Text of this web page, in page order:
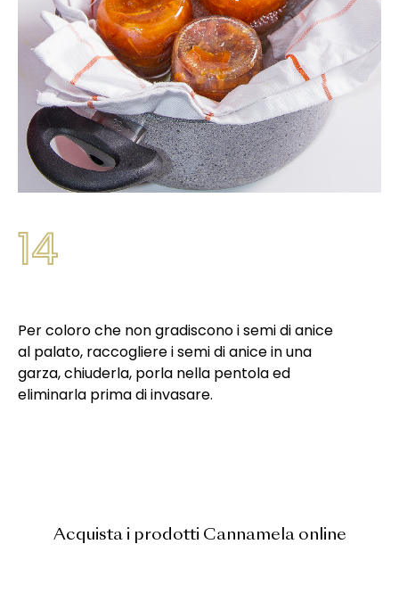
Acquista i prodotti Cannamela online
14
Per coloro che non gradiscono i semi di anice
al palato, raccogliere i semi di anice in una
garza, chiuderla, porla nella pentola ed
eliminarla prima di invasare.